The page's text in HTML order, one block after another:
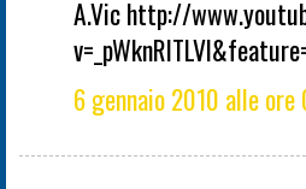
A.Vic http://
6 gennaio 2010 alle ore